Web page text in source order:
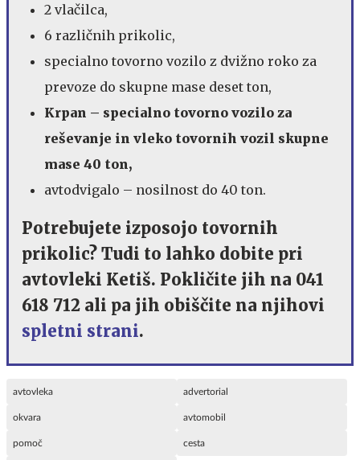
2 vlačilca,
6 različnih prikolic,
specialno tovorno vozilo z dvižno roko za
prevoze do skupne mase deset ton,
Krpan – specialno tovorno vozilo za
reševanje in vleko tovornih vozil skupne
mase 40 ton,
avtodvigalo – nosilnost do 40 ton.
Potrebujete izposojo tovornih
prikolic? Tudi to lahko dobite pri
avtovleki Ketiš. Pokličite jih na 041
618 712 ali pa jih obiščite na njihovi
spletni strani.
avtovleka advertorial
okvara avtomobil
pomoč cesta